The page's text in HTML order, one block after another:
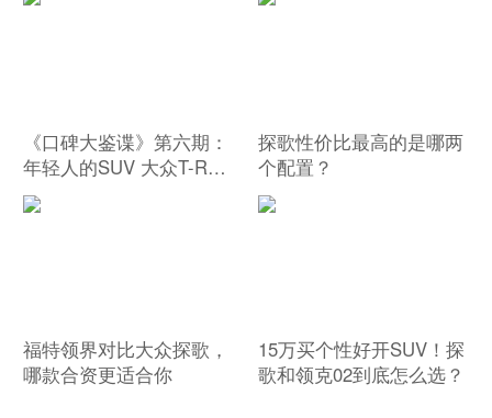
《口碑大鉴谍》第六期：
年轻人的SUV 大众T-Roc
探歌
探歌性价比最高的是哪两
个配置？
福特领界对比大众探歌，
哪款合资更适合你
15万买个性好开SUV！探
歌和领克02到底怎么选？